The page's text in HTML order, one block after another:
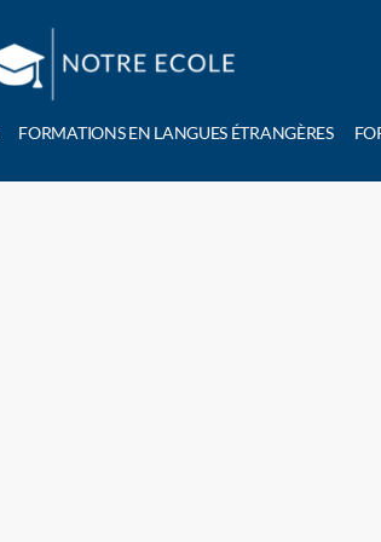
FORMATIONS EN LANGUES ÉTRANGÈRES